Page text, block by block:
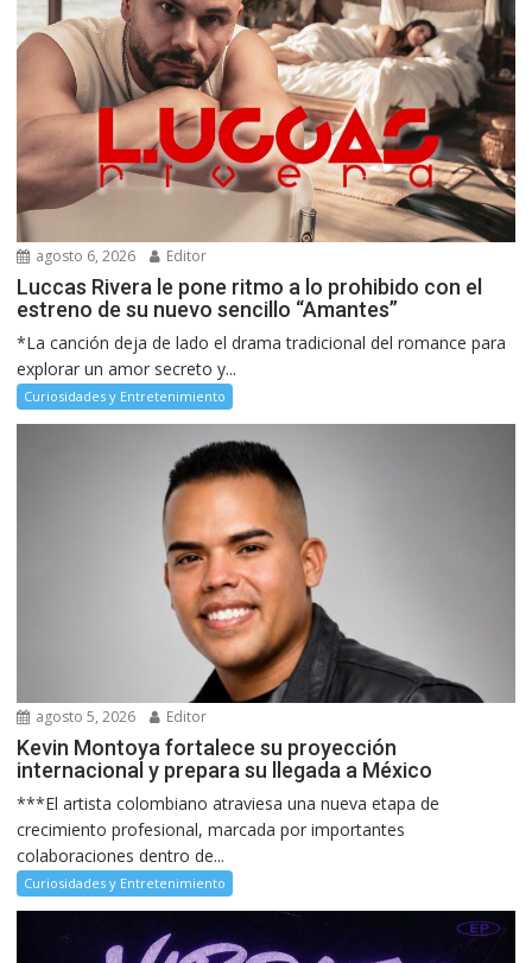
agosto 6, 2026 Editor
Luccas Rivera le pone ritmo a lo prohibido con el
estreno de su nuevo sencillo “Amantes”
*La canción deja de lado el drama tradicional del romance para
explorar un amor secreto y...
Curiosidades y Entretenimiento
agosto 5, 2026 Editor
Kevin Montoya fortalece su proyección
internacional y prepara su llegada a México
***El artista colombiano atraviesa una nueva etapa de
crecimiento profesional, marcada por importantes
colaboraciones dentro de...
Curiosidades y Entretenimiento